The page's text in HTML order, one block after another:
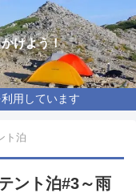
けよう！
用しています
ト泊
ント泊#3～雨